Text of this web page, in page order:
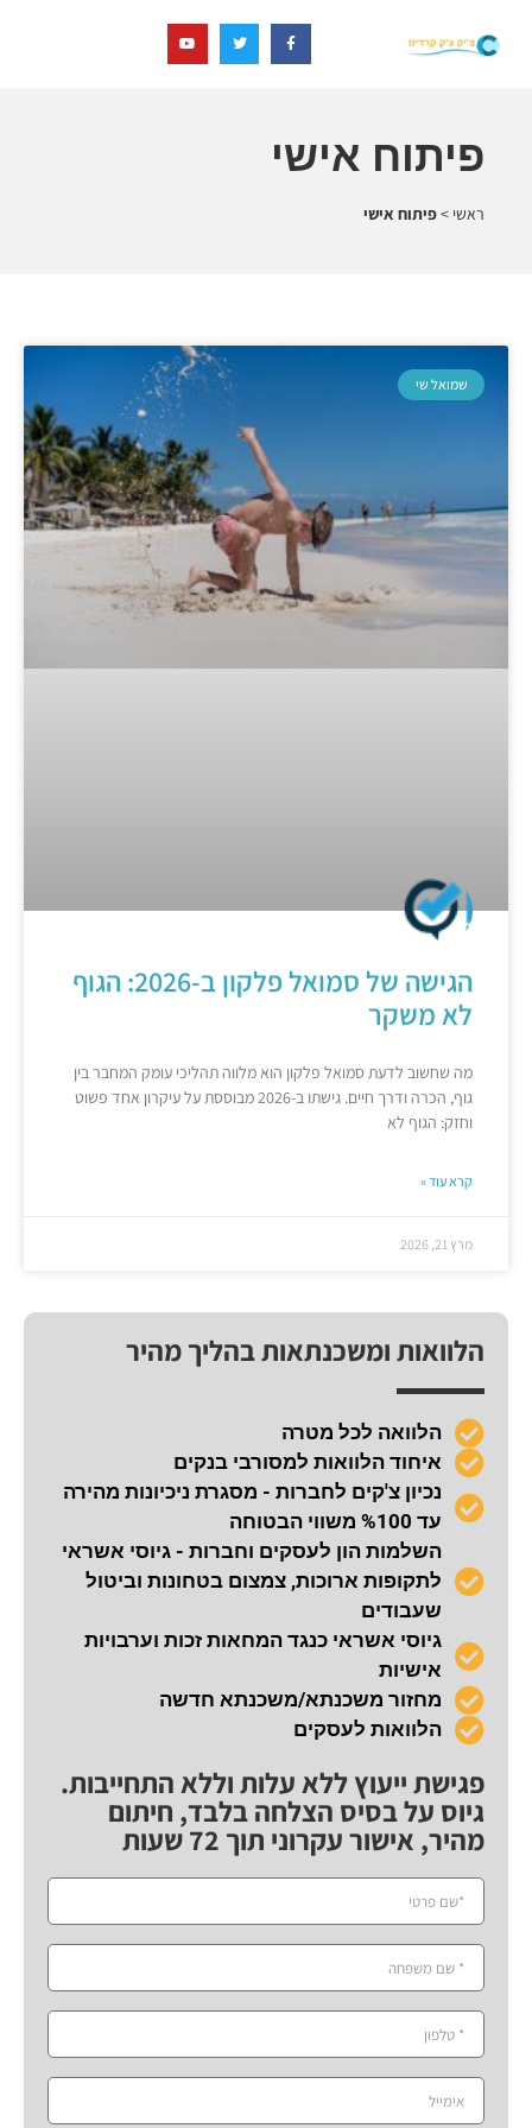
פיתוח אישי
ראשי >פיתוח אישי
שמואל שי
הגישה של סמואל פלקון ב-2026: הגוף
לא משקר
מה שחשוב לדעת סמואל פלקון הוא מלווה תהליכי עומק המחבר בין
גוף, הכרה ודרך חיים. גישתו ב-2026 מבוססת על עיקרון אחד פשוט
וחזק: הגוף לא
קרא עוד »
מרץ 21, 2026
הלוואות ומשכנתאות בהליך מהיר
הלוואה לכל מטרה
איחוד הלוואות למסורבי בנקים
נכיון צ'קים לחברות - מסגרת ניכיונות מהירה
עד %100 משווי הבטוחה
השלמות הון לעסקים וחברות - גיוסי אשראי
לתקופות ארוכות, צמצום בטחונות וביטול
שעבודים
גיוסי אשראי כנגד המחאות זכות וערבויות
אישיות
מחזור משכנתא/משכנתא חדשה
הלוואות לעסקים
פגישת ייעוץ ללא עלות וללא התחייבות.
גיוס על בסיס הצלחה בלבד, חיתום
מהיר, אישור עקרוני תוך 72 שעות